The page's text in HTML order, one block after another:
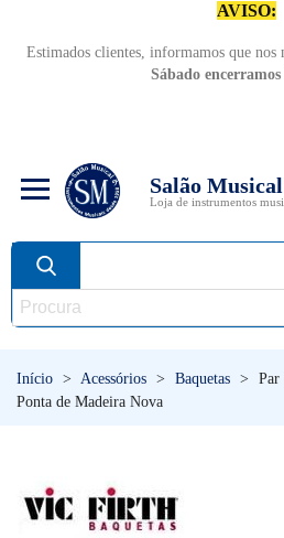
AVISO:
Estimados clientes, informamos que nos
Sábado encerramos
Salão
Loja de instrumentos
Início > Acessórios > Baquetas >
Par
Ponta de Madeira Nova